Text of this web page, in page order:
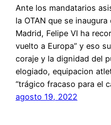
Ante los mandatarios
la OTAN que se
Madrid, Felipe VI ha
vuelto a Europa” y eso
coraje y la dignidad del
elogiado, equipacion
“trágico fracaso para el
agosto 19, 2022